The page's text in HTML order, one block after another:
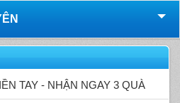
TAY - NHẬN NGAY 3 QUÀ